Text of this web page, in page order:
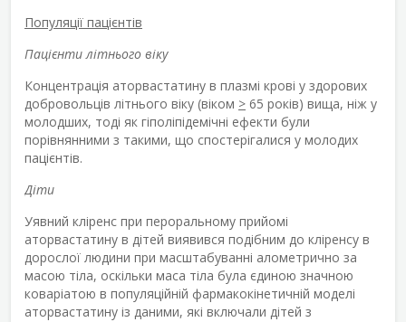
Популяції пацієнтів
Пацієнти літнього віку
Концентрація аторвастатину в плазмі крові у здорових
добровольців літнього віку (віком > 65 років) вища, ніж у
молодших, тоді як гіполіпідемічні ефекти були
порівнянними з такими, що спостерігалися у молодих
пацієнтів.
Діти
Уявний кліренс при пероральному прийомі
аторвастатину в дітей виявився подібним до кліренсу в
дорослої людини при масштабуванні алометрично за
масою тіла, оскільки маса тіла була єдиною значною
коваріатою в популяційній фармакокінетичній моделі
аторвастатину із даними, які включали дітей з